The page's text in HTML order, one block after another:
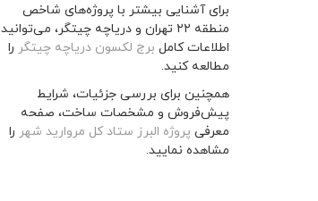
برای آشنایی بیشتر با پروژه‌های شاخص
منطقه ۲۲ تهران و دریاچه چیتگر، می‌توانید
اطلاعات کامل برج لکسون دریاچه چیتگر را
مطالعه کنید.
همچنین برای بررسی جزئیات، شرایط
پیش‌فروش و مشخصات ساخت، صفحه
معرفی پروژه البرز ستاد کل مروارید شهر را
مشاهده نمایید.